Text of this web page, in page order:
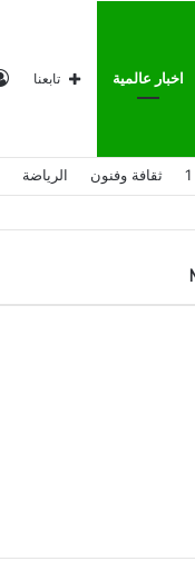
اخبار عالمية تابعنا
ثقافة وفنون الرياضة